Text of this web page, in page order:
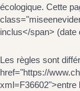
écologique. Cette
inclus</span> (date
Les règles sont
href="https://
xml=F36602">entre